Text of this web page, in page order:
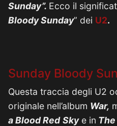
Sunday”. Ecco il
Bloody Sunday” dei U2.
Sunday Bloody
Questa traccia degli U2
originale nell’album War,
a Blood Red Skye in